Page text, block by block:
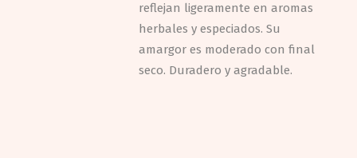
reflejan ligeramente en aromas
herbales y especiados. Su
amargor es moderado con final
seco. Duradero y agradable.